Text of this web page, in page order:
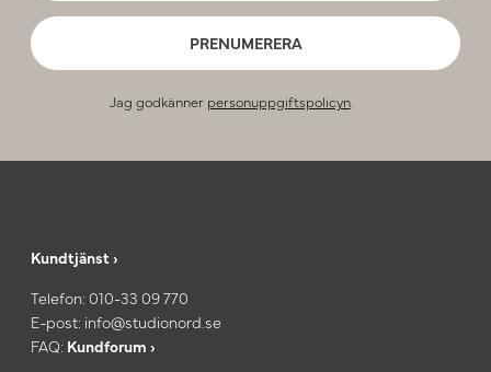
PRENUMERERA
Jag godkänner personuppgiftspolicyn.
Kundtjänst ›
Telefon: 010-33 09 770
E-post: info@studionord.se
FAQ: Kundforum ›